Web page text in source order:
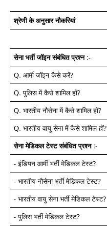
श्रेणी के अनुसार नौकरियां
सेना भर्ती जॉइन संबंधित प्रश्न:-
Q. आर्मी जॉइन कैसे करें?
Q. पुलिस में कैसे शामिल हों?
Q. भारतीय नौसेना में कैसे शामिल हों?
Q. भारतीय वायु सेना में कैसे शामिल हों?
सेना मेडिकल टेस्ट संबंधित प्रश्न:-
- इंडियन आर्मी भर्ती मेडिकल टेस्ट?
- भारतीय नौसेना भर्ती मेडिकल टेस्ट?
- भारतीय वायु सेना भर्ती मेडिकल टेस्ट?
- पुलिस भर्ती मेडिकल टेस्ट?